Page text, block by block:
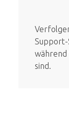
Support-
während
sind.